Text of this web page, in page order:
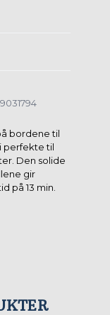
bordene til
perfekte til
Den solide
gir
på 13 min.